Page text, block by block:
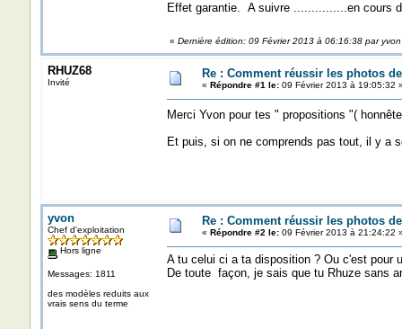
Effet garantie. A suivre ...............en cours
« Dernière édition: 09 Février 2013 à 06:16:38 par yvon
RHUZ68
Invité
Re : Comment réussir les photos
« Répondre #1 le:09 Février 2013 à 19:05:32
Merci Yvon pour tes " propositions "(
Et puis, si on ne comprends pas tout, il y a
yvon
Chef d'exploitation
Hors ligne
Messages: 1811
des modèles reduits aux
vrais sens du terme
Re : Comment réussir les photos
« Répondre #2 le:09 Février 2013 à 21:24:22
A tu celui ci a ta disposition ? Ou c'est pour
De toute façon, je sais que tu Rhuze sans